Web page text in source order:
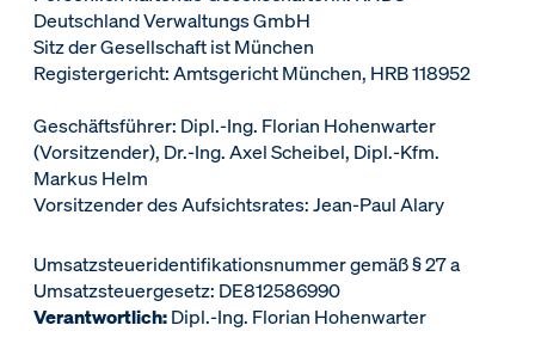
Deutschland Verwaltungs GmbH
Sitz der Gesellschaft ist München
Registergericht: Amtsgericht München, HRB 118952
Geschäftsführer: Dipl.-Ing. Florian Hohenwarter
(Vorsitzender), Dr.-Ing. Axel Scheibel, Dipl.-Kfm.
Markus Helm
Vorsitzender des Aufsichtsrates: Jean-Paul Alary
Umsatzsteueridentifikationsnummer gemäß § 27 a
Umsatzsteuergesetz: DE812586990
Verantwortlich:Dipl.-Ing. Florian Hohenwarter